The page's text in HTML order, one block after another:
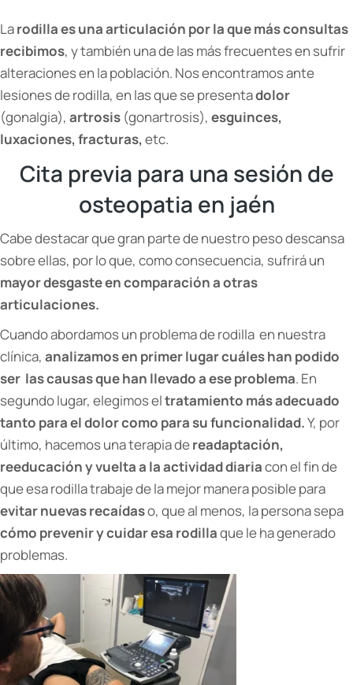
Larodilla es una articulación por la que más consultas
recibimos, y también una de las más frecuentes en sufrir
alteraciones en la población. Nos encontramos ante
lesiones de rodilla, en las que se presentadolor
(gonalgia), artrosis (gonartrosis), esguinces,
luxaciones, fracturas, etc.
Cita previa para una sesión de
osteopatia en jaén
Cabe destacar que gran parte de nuestro peso descansa
sobre ellas, por lo que, como consecuencia, sufrirá un
mayor desgaste en comparación a otras
articulaciones.
Cuando abordamos un problema de rodilla en nuestra
clínica, analizamos en primer lugar cuáles han podido
ser las causas que han llevado a ese problema. En
segundo lugar, elegimos eltratamiento más adecuado
tanto para el dolor como para su funcionalidad.Y, por
último, hacemos una terapia dereadaptación,
reeducación y vuelta a la actividad diariacon el fin de
que esa rodilla trabaje de la mejor manera posible para
evitar nuevas recaídaso, que al menos, la persona sepa
cómo prevenir y cuidar esa rodillaque le ha generado
problemas.